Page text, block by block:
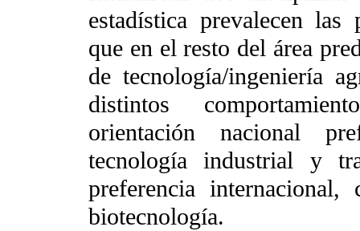
estadística prevalecen las
que en el resto del área
de tecnología/ingeniería
distintos
orientación nacional
tecnología industrial y
preferencia
biotecnología.